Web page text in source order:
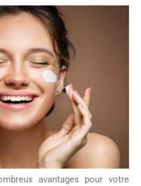
avantages pour votre